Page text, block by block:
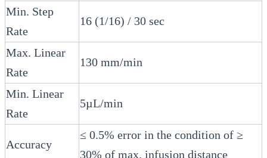
Min. Step
Rate
16 (1/16) / 30 sec
Max. Linear
Rate
130 mm/min
Min. Linear
Rate
5µL/min
Accuracy
≤ 0.5% error in the condition of ≥
30% of max. infusion distance